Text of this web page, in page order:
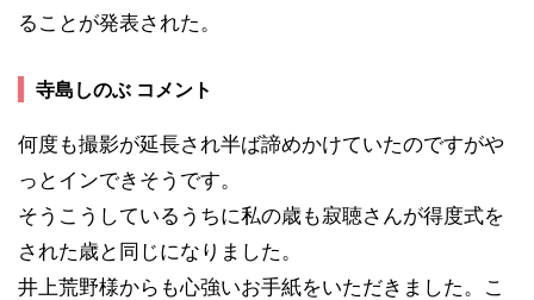
ることが発表された。
寺島しのぶ コメント
何度も撮影が延長され半ば諦めかけていたのですがや
っとインできそうです。
そうこうしているうちに私の歳も寂聴さんが得度式を
された歳と同じになりました。
井上荒野様からも心強いお手紙をいただきました。こ